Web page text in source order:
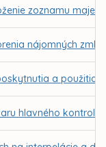
zoznamu
nájomných
a použitia
hlavného